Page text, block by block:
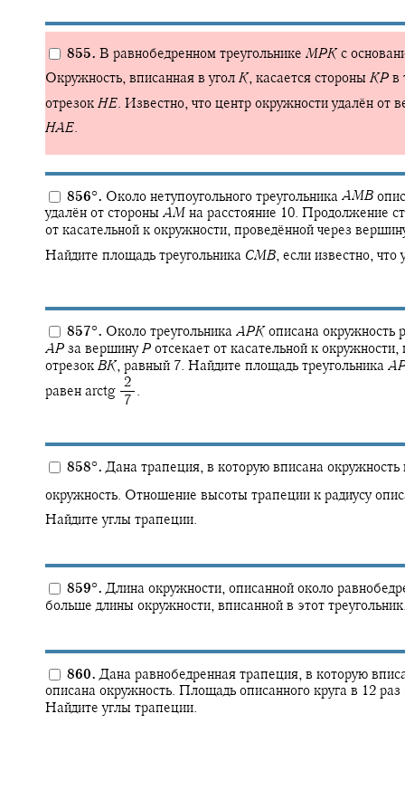
855. В равнобедренном треугольнике MPKс
Окружность, вписанная в угол K, касается стороны KP в
отрезок HE. Известно, что центр окружности удалён от
HAE.
856°. Около нетупоугольного треугольника AMB
удалён от стороны AM на расстояние 10. Продолжение
от касательной к окружности, проведённой через
Найдите площадь треугольника CMB, если известно, что
857°. Около треугольника APKописана окружность
AP за вершинуP отсекает от касательной к
отрезок BK, равный 7. Найдите площадь треугольника A
равен arctg ‍
‍ 2
‍ 7
.
858°. Дана трапеция, в которую вписана окружность
окружность. Отношение высоты трапеции к радиусу
Найдите углы трапеции.
859°. Длина окружности, описанной около
больше длины окружности, вписанной в этот
860. Дана равнобедренная трапеция, в которую
описана окружность. Площадь описанного круга в 12
Найдите углы трапеции.